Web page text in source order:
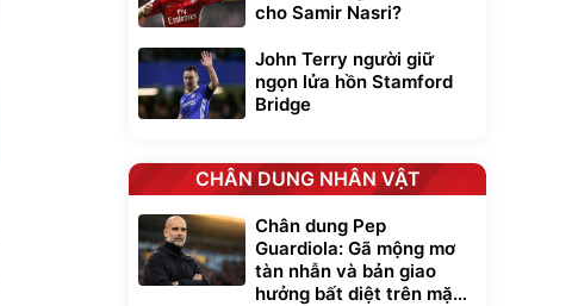
cho Samir Nasri?
John Terry người giữ
ngọn lửa hồn Stamford
Bridge
CHÂN DUNG NHÂN VẬT
Chân dung Pep
Guardiola: Gã mộng mơ
tàn nhẫn và bản giao
hưởng bất diệt trên mặt